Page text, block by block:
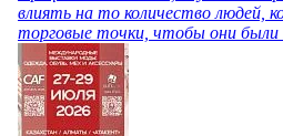
влиять на то количество людей,
торговые точки, чтобы они